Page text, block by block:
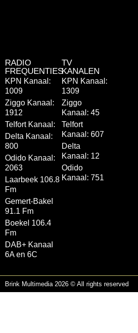
RADIO
FREQUENTIES
KPN Kanaal:
1009
Ziggo Kanaal:
1912
Telfort Kanaal:
Delta Kanaal:
800
Odido Kanaal:
2063
Laarbeek 106.8
Fm
Gemert-Bakel
91.1 Fm
Boekel 106.4
Fm
DAB+ Kanaal
6A en 6C
TV
KANALEN
KPN Kanaal:
1309
Ziggo
Kanaal: 45
Telfort
Kanaal: 607
Delta
Kanaal: 12
Odido
Kanaal: 751
Brink Multimedia 2026 © All rights reserved